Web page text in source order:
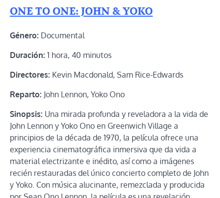
ONE TO ONE: JOHN & YOKO
Género: Documental
Duración: 1 hora, 40 minutos
Directores: Kevin Macdonald, Sam Rice-Edwards
Reparto: John Lennon, Yoko Ono
Sinopsis: Una mirada profunda y reveladora a la vida de
John Lennon y Yoko Ono en Greenwich Village a
principios de la década de 1970, la película ofrece una
experiencia cinematográfica inmersiva que da vida a
material electrizante e inédito, así como a imágenes
recién restauradas del único concierto completo de John
y Yoko. Con música alucinante, remezclada y producida